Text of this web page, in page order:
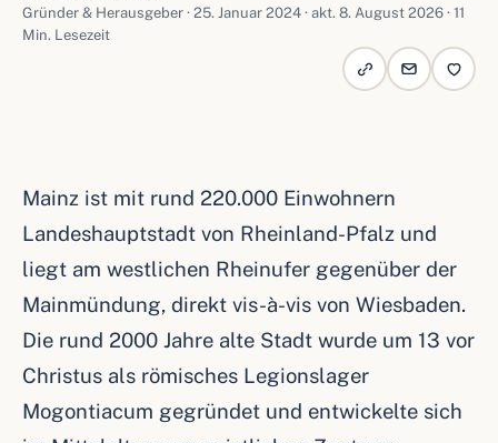
Gründer & Herausgeber · 25. Januar 2024 · akt. 8. August 2026 · 11
Min. Lesezeit
Mainz ist mit rund 220.000 Einwohnern
Landeshauptstadt von Rheinland-Pfalz und
liegt am westlichen Rheinufer gegenüber der
Mainmündung, direkt vis-à-vis von Wiesbaden.
Die rund 2000 Jahre alte Stadt wurde um 13 vor
Christus als römisches Legionslager
Mogontiacum gegründet und entwickelte sich